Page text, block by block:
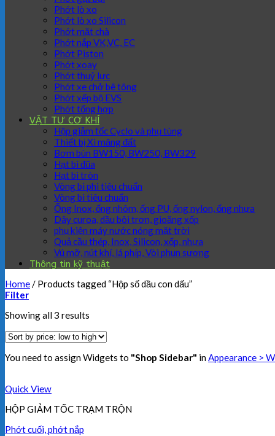
Phớt lò xo
Phớt lò xo Silicon
Phớt mặt chà
Phớt nắp VK,VC, EC
Phớt Piston
Phớt xoay
Phớt thuỷ lực
Phớt xe chở bê tông
Phớt xếp bộ EVS
Phớt tổng hợp
VẬT TƯ CƠ KHÍ
Hộp giảm tốc Cyclo và phụ tùng
Thiết bị Xi măng đất
Bơm bùn BW150, BW250, BW329
Hạt bi đũa
Hạt bi tròn
Vòng bi phi tiêu chuẩn
Vòng bi tiêu chuẩn
Ống Inox, ống nhôm, ống PU, ống nylon, ống nhựa
Dây curoa, dầu bôi trơn, gioăng xốp
phụ kiện máy nước nóng mặt trời
Quả cầu thép, Inox, Silicon, xốp, nhựa
Vú mỡ, nút khí, lá phíp, Vòi phun sương
Thông tin kỹ thuật
Home/ Products tagged “Hộp số dầu con dấu”
Filter
Showing all 3 results
You need to assign Widgets to "Shop Sidebar" inAppearance >
Quick View
HỘP GIẢM TỐC TRẠM TRỘN
Phớt cuối, phớt nắp